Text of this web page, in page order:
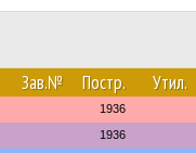
Зав.№ Постр. Утил.
1936
1936